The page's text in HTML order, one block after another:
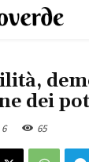
dei
6 65